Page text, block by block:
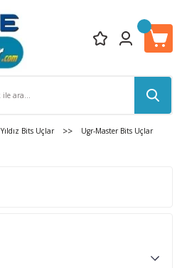
Yıldız Bits Uçlar Ugr-Master Bits Uçlar